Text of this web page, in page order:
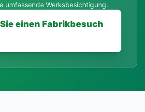
umfassende Werksbesichtigung.
einen Fabrikbesuch